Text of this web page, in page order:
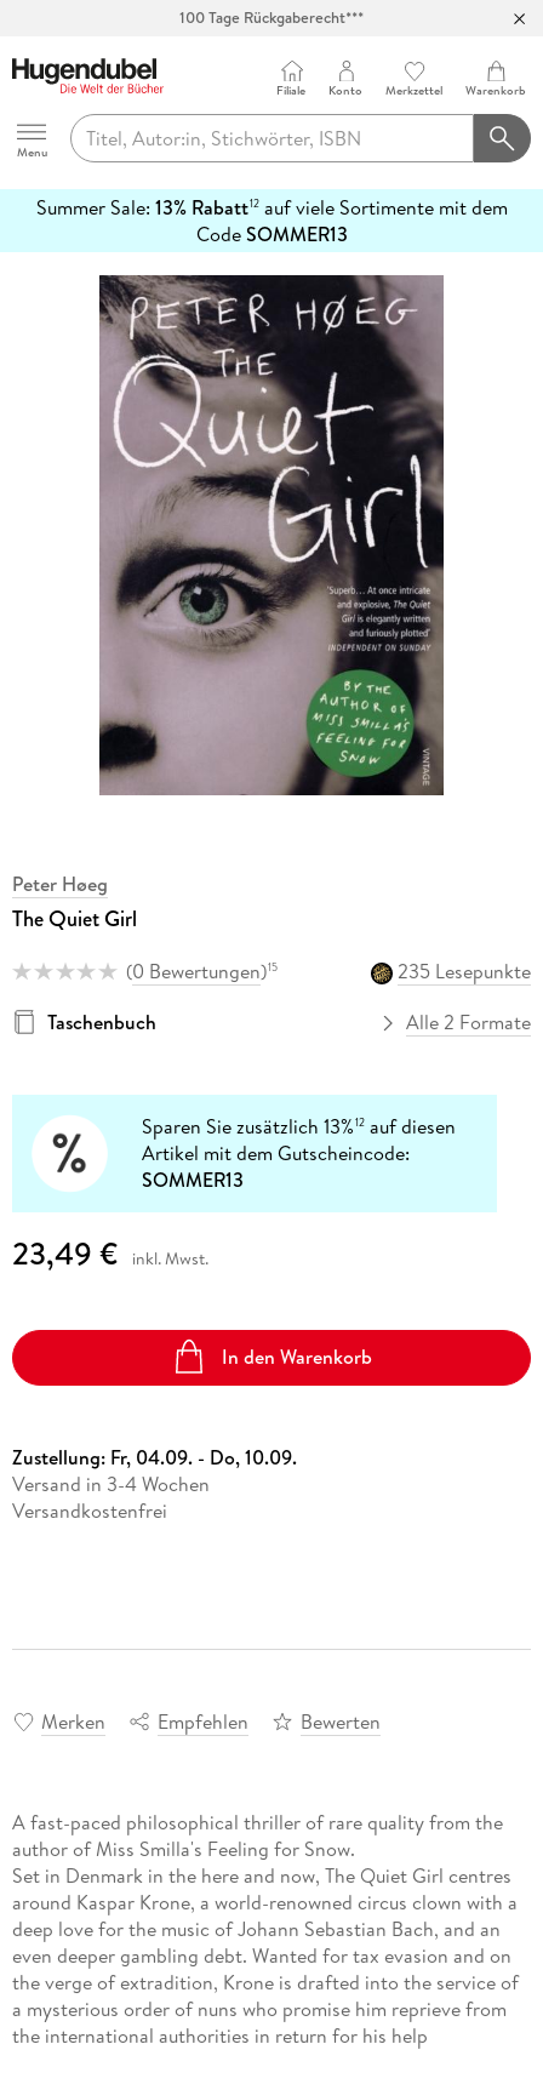
100 Tage Rückgaberecht***
Hugendubel
Menu
Filiale Konto Merkzettel Warenkorb
Summer Sale: 13% Rabatt12auf viele Sortimente mit dem
CodeSOMMER13
erfahren
Peter Høeg
The Quiet Girl
(0 Bewertungen)15
235 Lesepunkte
Taschenbuch
Alle 2 Formate
Sparen Sie zusätzlich 13%12 auf diesen
Artikel mit dem Gutscheincode:
SOMMER13
23,49 € inkl. Mwst.
In den Warenkorb
Zustellung: Fr, 04.09. - Do, 10.09.
Versand in 3-4 Wochen
Versandkostenfrei
Merken Empfehlen Bewerten
A fast-paced philosophical thriller of rare quality from the
author of Miss Smilla's Feeling for Snow.
Set in Denmark in the here and now, The Quiet Girl centres
around Kaspar Krone, a world-renowned circus clown with a
deep love for the music of Johann Sebastian Bach, and an
even deeper gambling debt. Wanted for tax evasion and on
the verge of extradition, Krone is drafted into the service of
a mysterious order of nuns who promise him reprieve from
the international authorities in return for his help